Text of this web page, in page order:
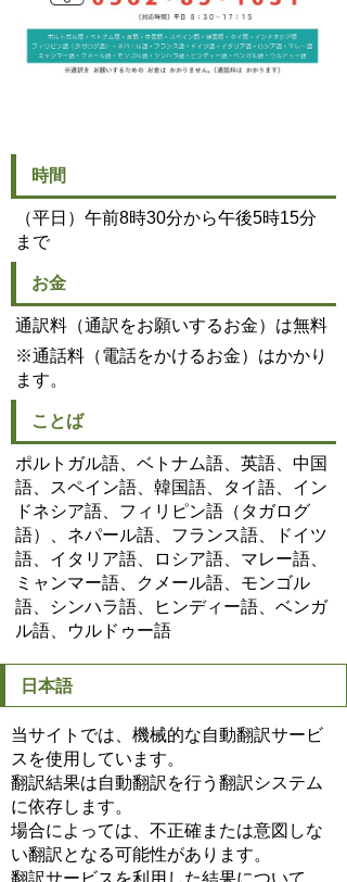
時間
（平日）午前8時30分から午後5時15分
まで
お金
通訳料（通訳をお願いするお金）は無料
※通話料（電話をかけるお金）はかかり
ます。
ことば
ポルトガル語、ベトナム語、英語、中国
語、スペイン語、韓国語、タイ語、イン
ドネシア語、フィリピン語（タガログ
語）、ネパール語、フランス語、ドイツ
語、イタリア語、ロシア語、マレー語、
ミャンマー語、クメール語、モンゴル
語、シンハラ語、ヒンディー語、ベンガ
ル語、ウルドゥー語
日本語
当サイトでは、機械的な自動翻訳サービ
スを使用しています。
翻訳結果は自動翻訳を行う翻訳システム
に依存します。
場合によっては、不正確または意図しな
い翻訳となる可能性があります。
翻訳サービスを利用した結果について、